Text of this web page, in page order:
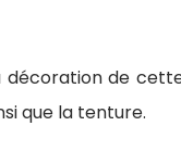
de
que la tenture.